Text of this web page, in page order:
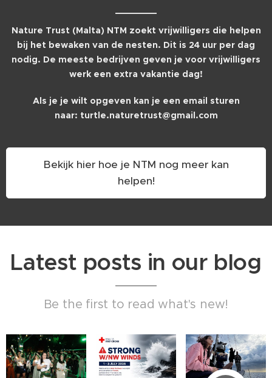
Nature Trust (Malta) NTM zoekt vrijwilligers die helpen
bij het bewaken van de nesten. Dit is 24 uur per dag
nodig. De meeste bedrijven geven je voor vrijwilligers
werk een extra vakantie dag!
Als je je wilt opgeven kan je een email sturen
naar: turtle.naturetrust@gmail.com
Bekijk hier hoe je NTM nog meer kan
helpen!
Latest posts in our blog
Be the first to read what's new!